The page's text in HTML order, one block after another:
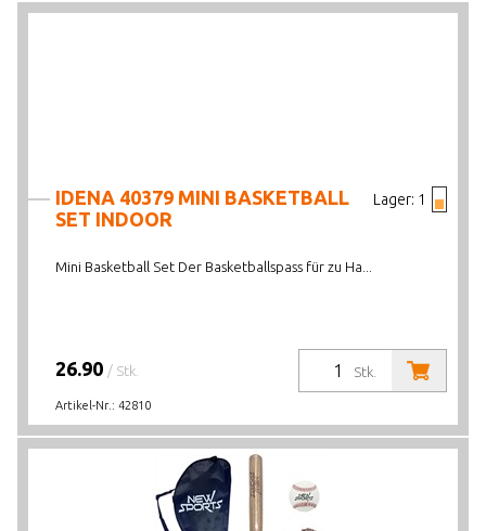
Lager: 1
IDENA 40379 MINI BASKETBALL
SET INDOOR
Mini Basketball Set Der Basketballspass für zu Ha...
Stk.
26.90 / Stk.
Artikel-Nr.: 42810